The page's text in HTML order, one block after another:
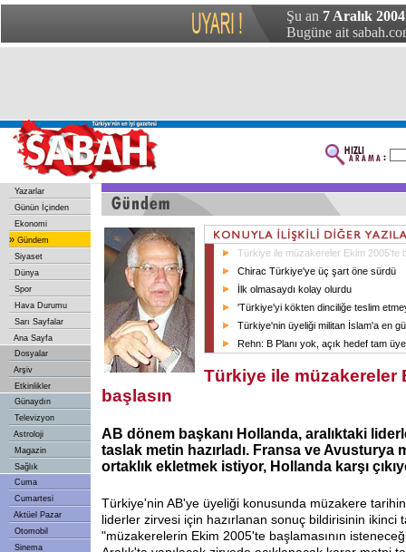
Şu an 7 Aralık 2004
Bugüne ait
Yazarlar
Günün İçinden
Ekonomi
» Gündem
Siyaset
Dünya
Spor
Hava Durumu
Sarı Sayfalar
Ana Sayfa
Dosyalar
Arşiv
Etkinlikler
Günaydın
Televizyon
Astroloji
Magazin
Sağlık
Cuma
Cumartesi
Aktüel Pazar
Otomobil
Sinema
Türkiye ile müzakereler Ekim 2005'te
Chirac Türkiye'ye üç şart öne sürdü
İlk olmasaydı kolay olurdu
'Türkiye'yi kökten dinciliğe teslim
Türkiye'nin üyeliği militan İslam'a en
Rehn: B Planı yok, açık hedef tam
Türkiye ile müzakereler
başlasın
AB dönem başkanı Hollanda, aralıktaki
taslak metin hazırladı. Fransa ve Avusturya
ortaklık ekletmek istiyor, Hollanda karşı
Türkiye'nin AB'ye üyeliği konusunda müzakere
liderler zirvesi için hazırlanan sonuç bildirisinin ikinci
"müzakerelerin Ekim 2005'te başlamasının